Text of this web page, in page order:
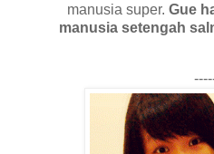
manusia super. Gue
manusia setengah